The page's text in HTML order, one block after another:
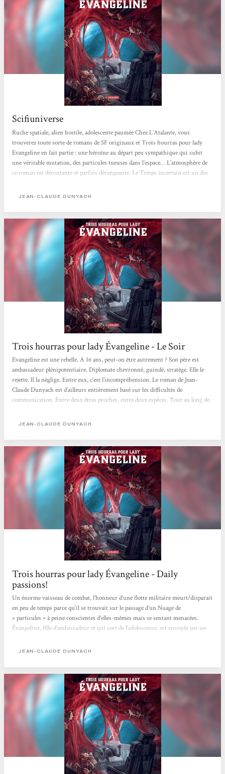
Scifiuniverse
Ruche spatiale, alien hostile, adolescente paumée Chez L’Atalante, vous
trouverez toute sorte de romans de SF originaux et Trois hourras pour lady
Evangeline en fait partie : une héroïne au départ peu sympathique qui subit
une véritable mutation, des particules tueuses dans l’espace… L’atmosphère de
ce roman est déroutante et parfois dérangeante. Le Temps incertain est un des
abords de la planète Esméralda par un ennemi inconnu qui va le dévorer.
JEAN-CLAUDE DUNYACH
Trois hourras pour lady Évangeline - Le Soir
Evangeline est une rebelle. A 16 ans, peut-on être autrement ? Son père est
ambassadeur plénipotentiaire. Diplomate chevronné, guindé, stratège. Elle le
rejette. Il la néglige. Entre eux, c’est l’incompréhension. Le roman de Jean-
Claude Dunyach est d’ailleurs entièrement basé sur les difficultés de
communication. Entre deux êtres proches, entre deux espèces. Tout au long de
confrontés aux impossibilités de comprendre et de se faire comprendre. Très
JEAN-CLAUDE DUNYACH
Trois hourras pour lady Évangeline - Daily
passions!
Un énorme vaisseau de combat, l’honneur d’une flotte militaire meurt/disparait
en peu de temps parce qu’il se trouvait sur le passage d’un Nuage de
« particules » à peine conscientes d’elles-mêmes mais se sentant menacées.
Évangeline, fille d’ambassadeur et qui sort de l’adolescence, est envoyée par ses
revenir à un meilleur comportement. (Elle a été surprise pendant une relation
JEAN-CLAUDE DUNYACH